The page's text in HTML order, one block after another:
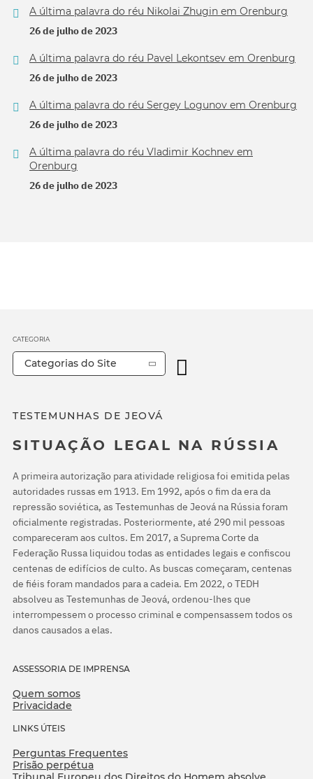
A última palavra do réu Nikolai Zhugin em Orenburg
26 de julho de 2023
A última palavra do réu Pavel Lekontsev em Orenburg
26 de julho de 2023
A última palavra do réu Sergey Logunov em Orenburg
26 de julho de 2023
A última palavra do réu Vladimir Kochnev em
Orenburg
26 de julho de 2023
TESTEMUNHAS DE JEOVÁ
SITUAÇÃO LEGAL NA RÚSSIA
A primeira autorização para atividade religiosa foi emitida pelas
autoridades russas em 1913. Em 1992, após o fim da era da
repressão soviética, as Testemunhas de Jeová na Rússia foram
oficialmente registradas. Posteriormente, até 290 mil pessoas
compareceram aos cultos. Em 2017, a Suprema Corte da
Federação Russa liquidou todas as entidades legais e confiscou
centenas de edifícios de culto. As buscas começaram, centenas
de fiéis foram mandados para a cadeia. Em 2022, o TEDH
absolveu as Testemunhas de Jeová, ordenou-lhes que
interrompessem o processo criminal e compensassem todos os
danos causados a elas.
ASSESSORIA DE IMPRENSA
Quem somos
Privacidade
LINKS ÚTEIS
Perguntas Frequentes
Prisão perpétua
CATEGORIA
Categorias do Site